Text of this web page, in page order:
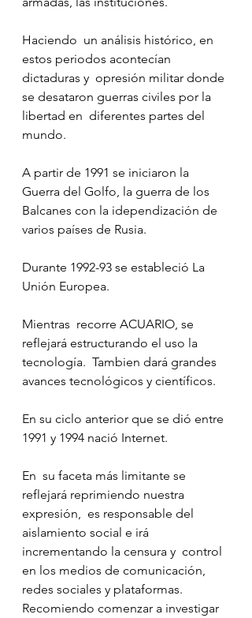
Haciendo  un análisis histórico, en
estos periodos acontecían
dictaduras y  opresión militar donde
se desataron guerras civiles por la
libertad en  diferentes partes del
mundo.
A partir de 1991 se iniciaron la
Guerra del Golfo, la guerra de los
Balcanes con la idependización de
varios países de Rusia.
Durante 1992-93 se estableció La
Unión Europea.
Mientras  recorre ACUARIO, se
reflejará estructurando el uso la
tecnología.  Tambien dará grandes
avances tecnológicos y científicos.
En su ciclo anterior que se dió entre
1991 y 1994 nació Internet.
En  su faceta más limitante se
reflejará reprimiendo nuestra
expresión,  es responsable del
aislamiento social e irá
incrementando la censura y  control
en los medios de comunicación,
redes sociales y plataformas.
Recomiendo comenzar a investigar